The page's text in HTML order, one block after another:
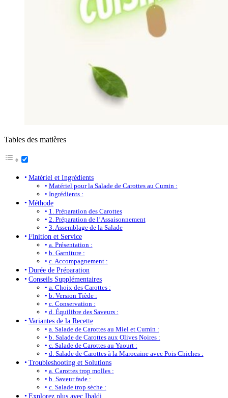
Tables des matières
Matériel et Ingrédients
Matériel pour la Salade de Carottes au Cumin :
Ingrédients :
Méthode
1. Préparation des Carottes
2. Préparation de l’Assaisonnement
3. Assemblage de la Salade
Finition et Service
a. Présentation :
b. Garniture :
c. Accompagnement :
Durée de Préparation
Conseils Supplémentaires
a. Choix des Carottes :
b. Version Tiède :
c. Conservation :
d. Équilibre des Saveurs :
Variantes de la Recette
a. Salade de Carottes au Miel et Cumin :
b. Salade de Carottes aux Olives Noires :
c. Salade de Carottes au Yaourt :
d. Salade de Carottes à la Marocaine avec Pois Chiches :
Troubleshooting et Solutions
a. Carottes trop molles :
b. Saveur fade :
c. Salade trop sèche :
Explorez plus avec Ibaldi